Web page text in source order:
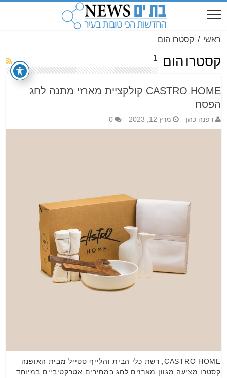
ראשי / קסטרו הום
1 קסטרו הום
CASTRO HOME קולקציית מארזי מתנה לחג
הפסח
דפנה כהן מרץ 12, 2023 0
CASTRO HOME, רשת כלי הבית והלייף סטייל מבית האופנה
קסטרו מציעה מגוון מארזים לחג במחירים אטרקטיביים במיוחד: